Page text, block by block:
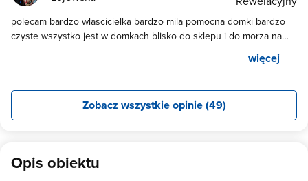
polecam bardzo wlascicielka bardzo mila pomocna domki bardzo
czyste wszystko jest w domkach blisko do sklepu i do morza na
mozna posiedziec .Miło było spedzac czas włascicielka bardzo
więcej
Zobacz wszystkie opinie (49)
Opis obiektu